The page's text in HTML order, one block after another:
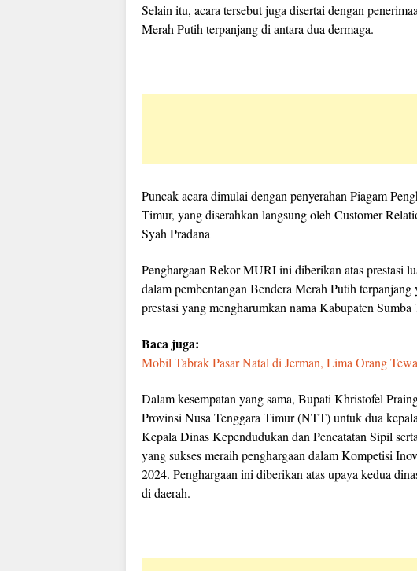
Selain itu, acara tersebut juga disertai dengan
Merah Putih terpanjang di antara dua dermaga.
Puncak acara dimulai dengan penyerahan Piagam
Timur, yang diserahkan langsung oleh Customer
Syah Pradana
Penghargaan Rekor MURI ini diberikan atas prestasi
dalam pembentangan Bendera Merah Putih terpanjang
prestasi yang mengharumkan nama Kabupaten
Baca juga:
Mobil Tabrak Pasar Natal di Jerman, Lima Orang
Dalam kesempatan yang sama, Bupati Khristofel
Provinsi Nusa Tenggara Timur (NTT) untuk dua
Kepala Dinas Kependudukan dan Pencatatan Sipil
yang sukses meraih penghargaan dalam Kompetisi
2024. Penghargaan ini diberikan atas upaya kedua
di daerah.